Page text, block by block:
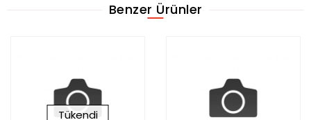
Benzer Ürünler
Tükendi